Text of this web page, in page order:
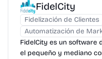
FidelCity
Fidelización de Clientes
Automatización de
FidelCity es un software
el pequeño y mediano